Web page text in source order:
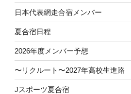
送
り
日本代表網走合宿メンバー
夏合宿日程
2026年度メンバー予想
〜リクルート〜2027年高校生進路
Jスポーツ夏合宿